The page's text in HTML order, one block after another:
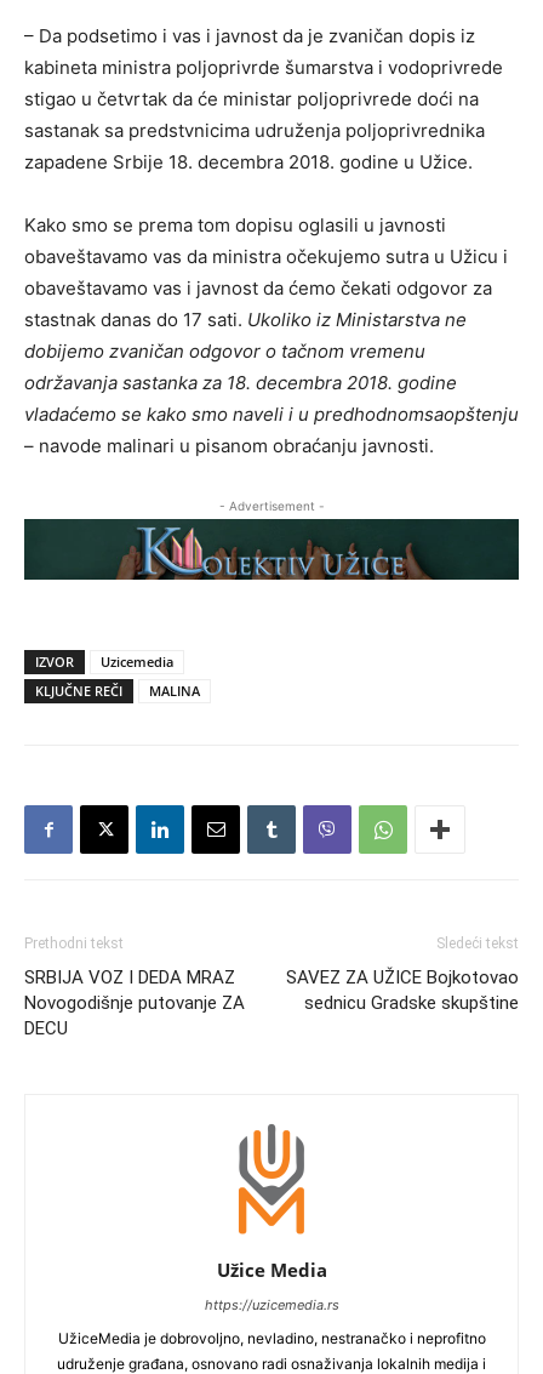
– Da podsetimo i vas i javnost da je zvaničan dopis iz
kabineta ministra poljoprivrde šumarstva i vodoprivrede
stigao u četvrtak da će ministar poljoprivrede doći na
sastanak sa predstvnicima udruženja poljoprivrednika
zapadene Srbije 18. decembra 2018. godine u Užice.
Kako smo se prema tom dopisu oglasili u javnosti
obaveštavamo vas da ministra očekujemo sutra u Užicu i
obaveštavamo vas i javnost da ćemo čekati odgovor za
stastnak danas do 17 sati. Ukoliko iz Ministarstva ne
dobijemo zvaničan odgovor o tačnom vremenu
održavanja sastanka za 18. decembra 2018. godine
vladaćemo se kako smo naveli i u predhodnomsaopštenju
– navode malinari u pisanom obraćanju javnosti.
- Advertisement -
IZVOR
Uzicemedia
KLJUČNE REČI
MALINA
Prethodni tekst
SRBIJA VOZ I DEDA MRAZ
Novogodišnje putovanje ZA
DECU
Sledeći tekst
SAVEZ ZA UŽICE Bojkotovao
sednicu Gradske skupštine
Užice Media
https://uzicemedia.rs
UžiceMedia je dobrovoljno, nevladino, nestranačko i neprofitno
udruženje građana, osnovano radi osnaživanja lokalnih medija i